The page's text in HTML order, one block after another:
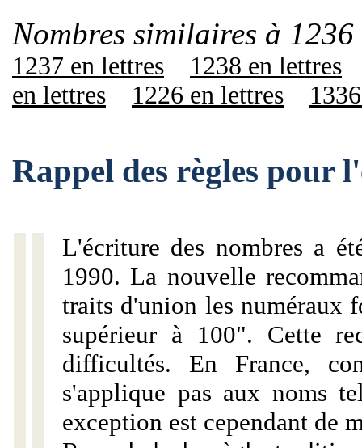
Nombres similaires à
1237 en lettres
1238 en lettres
en lettres
1226 en lettres
Rappel des règles pour
L'écriture des nombres a
1990. La nouvelle
traits d'union les numéraux
supérieur à 100". Cette
difficultés. En France,
s'applique pas aux noms
exception est cependant de